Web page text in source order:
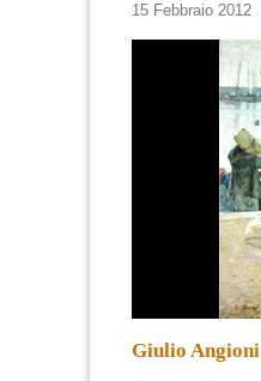
15 Febbraio 2012
Giulio Angioni